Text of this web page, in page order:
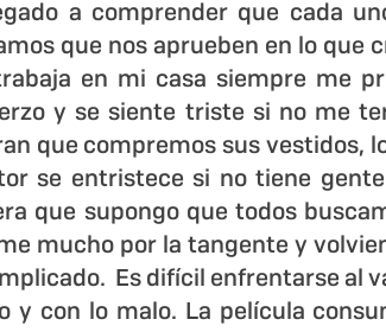
a comprender que cada
que nos aprueben en lo que
en mi casa siempre me
y se siente triste si no me
que compremos sus vestidos,
se entristece si no tiene
que supongo que todos
mucho por la tangente y
Es difícil enfrentarse al
y con lo malo. La película